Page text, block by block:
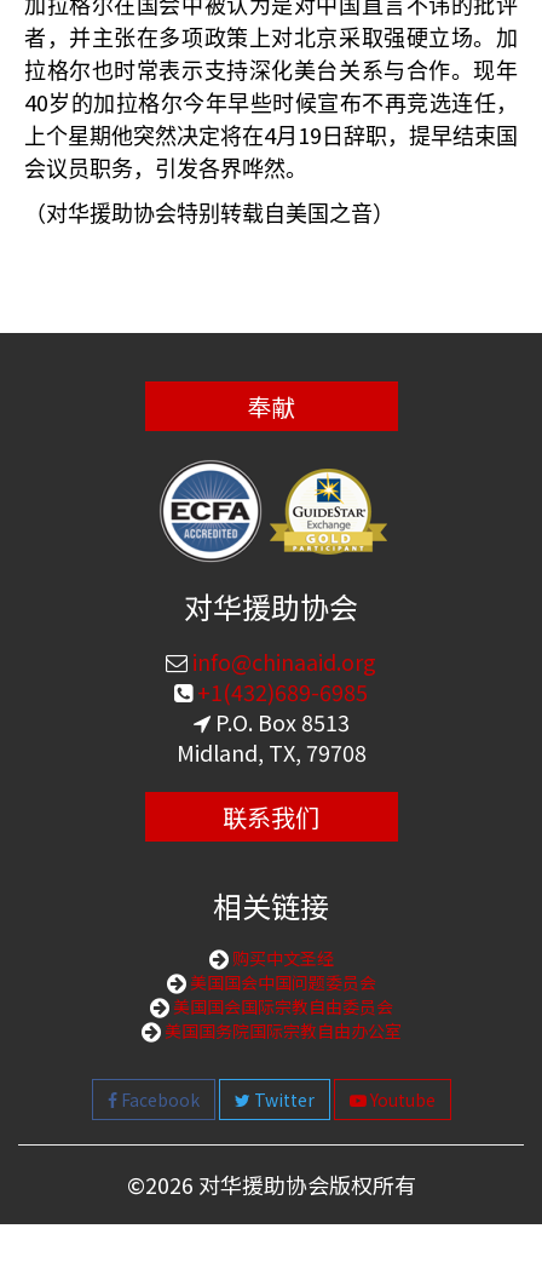
加拉格尔在国会中被认为是对中国直言不讳的批评
者，并主张在多项政策上对北京采取强硬立场。加
拉格尔也时常表示支持深化美台关系与合作。现年
40岁的加拉格尔今年早些时候宣布不再竞选连任，
上个星期他突然决定将在4月 19 日辞职，提早结束国
会议员职务，引发各界哗然。
（对华援助协会特别转载自美国之音）
奉献
对华援助协会
info@chinaaid.org
+1(432)689-6985
P.O. Box 8513
Midland, TX, 79708
联系我们
相关链接
购买中文圣经
美国国会中国问题委员会
美国国会国际宗教自由委员会
美国国务院国际宗教自由办公室
Facebook Twitter Youtube
©2026 对华援助协会版权所有